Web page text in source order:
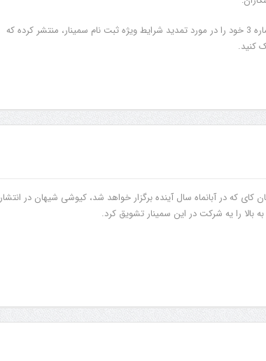
کمیته دعوت از سایکو شی هان اطلاعیه شماره 3 خود را در مورد تمدید شرایط ویژه ثبت نام سمینار، منتشر کرده که
کنید.
کای که در آبانماه سال آینده برگزار خواهد شد، کیوشی شیهان در انتشار
بالا را یه شرکت در این سمینار تشویق کرد.